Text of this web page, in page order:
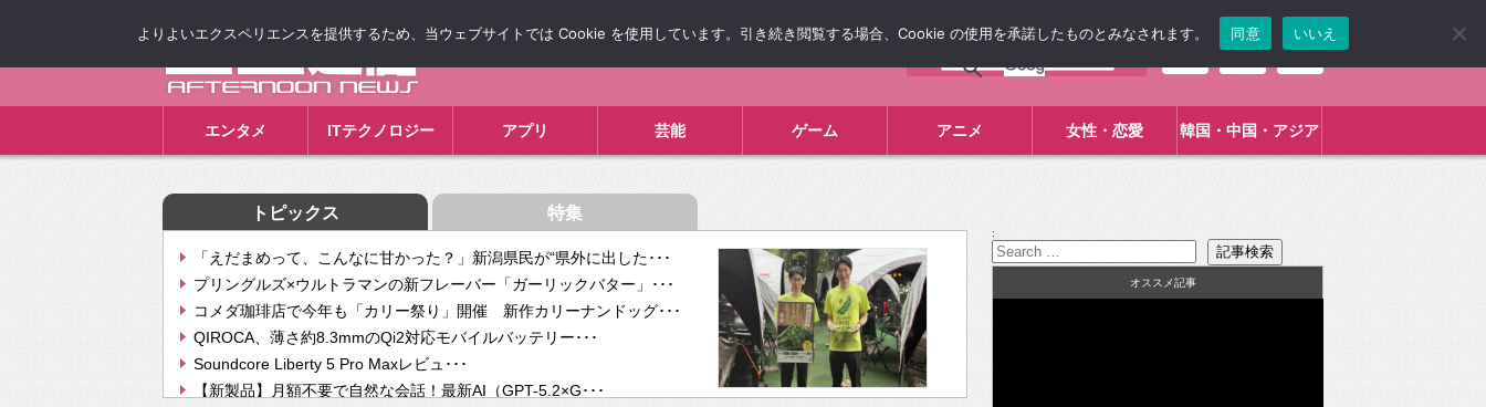
エンタメ ITテクノロジー アプリ 芸能 ゲーム アニメ 女性・恋愛 韓国・中国・アジア
トピックス 特集
「えだまめって、こんなに甘かった？」新潟県民が“県外に出した･･･
プリングルズ×ウルトラマンの新フレーバー「ガーリックバター」･･･
コメダ珈琲店で今年も「カリー祭り」開催 新作カリーナンドッグ･･･
QIROCA、薄さ約8.3mmのQi2対応モバイルバッテリー･･･
Soundcore Liberty 5 Pro Maxレビュ･･･
【新製品】月額不要で自然な会話！最新AI（GPT-5.2×G･･･
:
オススメ記事
よりよいエクスペリエンスを提供するため、当ウェブサイトでは Cookie を使用しています。引き続き閲覧する場合、Cookie の使用を承諾したものとみなされます。 同意 いいえ